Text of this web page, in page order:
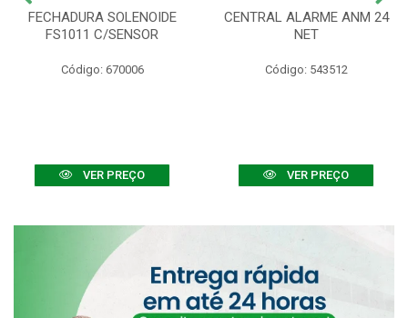
FECHADURA SOLENOIDE
FS1011 C/SENSOR
Código: 670006
VER PREÇO
CENTRAL ALARME ANM 24
NET
Código: 543512
VER PREÇO